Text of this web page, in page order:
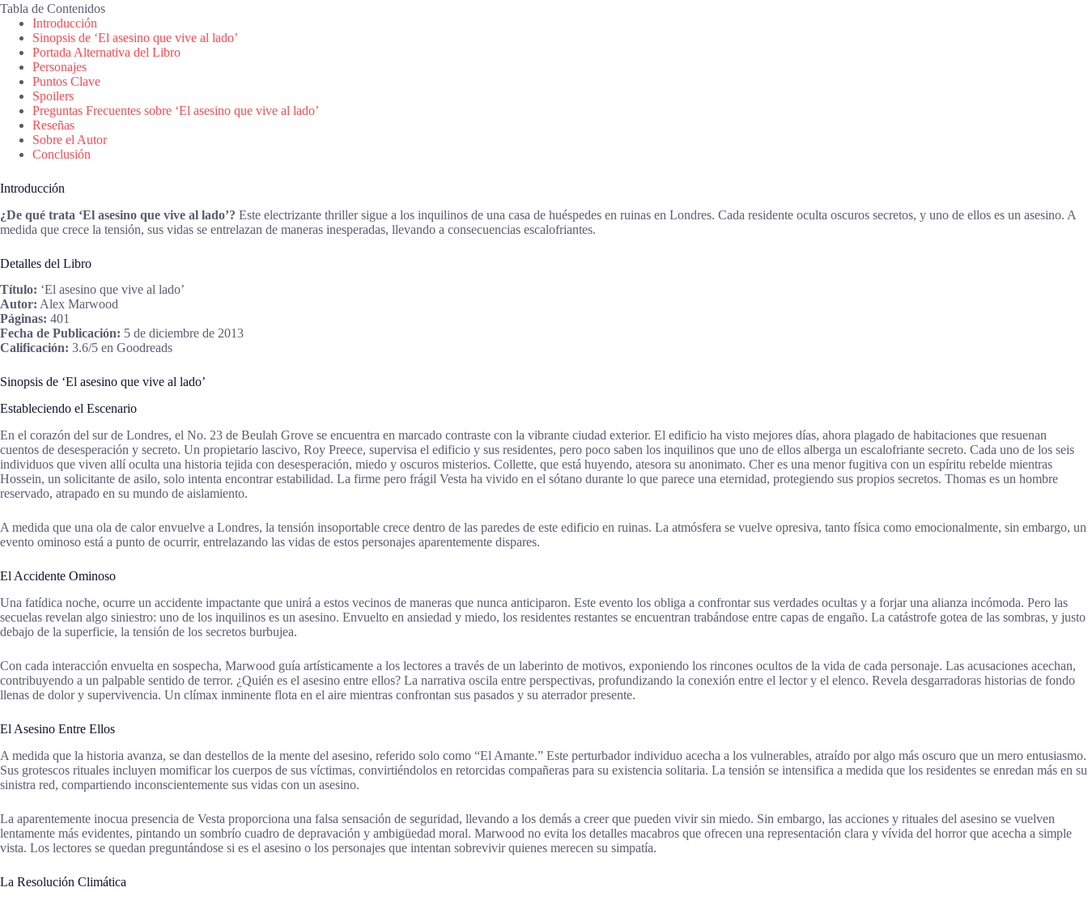
Tabla de Contenidos
Introducción
Sinopsis de ‘El asesino que vive al lado’
Portada Alternativa del Libro
Personajes
Puntos Clave
Spoilers
Preguntas Frecuentes sobre ‘El asesino que vive al lado’
Reseñas
Sobre el Autor
Conclusión
Introducción
¿De qué trata ‘El asesino que vive al lado’? Este electrizante thriller sigue a los inquilinos de una casa de huéspedes en ruinas en Londres. Cada residente oculta oscuros secretos, y uno de ellos es un asesino. A
medida que crece la tensión, sus vidas se entrelazan de maneras inesperadas, llevando a consecuencias escalofriantes.
Detalles del Libro
Título: ‘El asesino que vive al lado’
Autor: Alex Marwood
Páginas: 401
Fecha de Publicación: 5 de diciembre de 2013
Calificación: 3.6/5 en Goodreads
Sinopsis de ‘El asesino que vive al lado’
Estableciendo el Escenario
En el corazón del sur de Londres, el No. 23 de Beulah Grove se encuentra en marcado contraste con la vibrante ciudad exterior. El edificio ha visto mejores días, ahora plagado de habitaciones que resuenan
cuentos de desesperación y secreto. Un propietario lascivo, Roy Preece, supervisa el edificio y sus residentes, pero poco saben los inquilinos que uno de ellos alberga un escalofriante secreto. Cada uno de los seis
individuos que viven allí oculta una historia tejida con desesperación, miedo y oscuros misterios. Collette, que está huyendo, atesora su anonimato. Cher es una menor fugitiva con un espíritu rebelde mientras
Hossein, un solicitante de asilo, solo intenta encontrar estabilidad. La firme pero frágil Vesta ha vivido en el sótano durante lo que parece una eternidad, protegiendo sus propios secretos. Thomas es un hombre
reservado, atrapado en su mundo de aislamiento.
A medida que una ola de calor envuelve a Londres, la tensión insoportable crece dentro de las paredes de este edificio en ruinas. La atmósfera se vuelve opresiva, tanto física como emocionalmente, sin embargo, un
evento ominoso está a punto de ocurrir, entrelazando las vidas de estos personajes aparentemente dispares.
El Accidente Ominoso
Una fatídica noche, ocurre un accidente impactante que unirá a estos vecinos de maneras que nunca anticiparon. Este evento los obliga a confrontar sus verdades ocultas y a forjar una alianza incómoda. Pero las
secuelas revelan algo siniestro: uno de los inquilinos es un asesino. Envuelto en ansiedad y miedo, los residentes restantes se encuentran trabándose entre capas de engaño. La catástrofe gotea de las sombras, y justo
debajo de la superficie, la tensión de los secretos burbujea.
Con cada interacción envuelta en sospecha, Marwood guía artísticamente a los lectores a través de un laberinto de motivos, exponiendo los rincones ocultos de la vida de cada personaje. Las acusaciones acechan,
contribuyendo a un palpable sentido de terror. ¿Quién es el asesino entre ellos? La narrativa oscila entre perspectivas, profundizando la conexión entre el lector y el elenco. Revela desgarradoras historias de fondo
llenas de dolor y supervivencia. Un clímax inminente flota en el aire mientras confrontan sus pasados y su aterrador presente.
El Asesino Entre Ellos
A medida que la historia avanza, se dan destellos de la mente del asesino, referido solo como “El Amante.” Este perturbador individuo acecha a los vulnerables, atraído por algo más oscuro que un mero entusiasmo.
Sus grotescos rituales incluyen momificar los cuerpos de sus víctimas, convirtiéndolos en retorcidas compañeras para su existencia solitaria. La tensión se intensifica a medida que los residentes se enredan más en su
sinistra red, compartiendo inconscientemente sus vidas con un asesino.
La aparentemente inocua presencia de Vesta proporciona una falsa sensación de seguridad, llevando a los demás a creer que pueden vivir sin miedo. Sin embargo, las acciones y rituales del asesino se vuelven
lentamente más evidentes, pintando un sombrío cuadro de depravación y ambigüedad moral. Marwood no evita los detalles macabros que ofrecen una representación clara y vívida del horror que acecha a simple
vista. Los lectores se quedan preguntándose si es el asesino o los personajes que intentan sobrevivir quienes merecen su simpatía.
La Resolución Climática